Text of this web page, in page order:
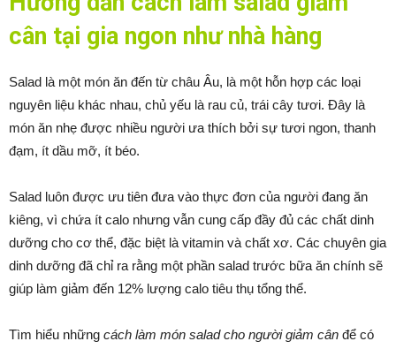
cân tại gia ngon như nhà hàng
Salad là một món ăn đến từ châu Âu, là một hỗn hợp các loại
nguyên liệu khác nhau, chủ yếu là rau củ, trái cây tươi. Đây là
món ăn nhẹ được nhiều người ưa thích bởi sự tươi ngon, thanh
đạm, ít dầu mỡ, ít béo.
Salad luôn được ưu tiên đưa vào thực đơn của người đang ăn
kiêng, vì chứa ít calo nhưng vẫn cung cấp đầy đủ các chất dinh
dưỡng cho cơ thể, đặc biệt là vitamin và chất xơ. Các chuyên gia
dinh dưỡng đã chỉ ra rằng một phần salad trước bữa ăn chính sẽ
giúp làm giảm đến 12% lượng calo tiêu thụ tổng thể.
Tìm hiểu những cách làm món salad cho người giảm cân để có